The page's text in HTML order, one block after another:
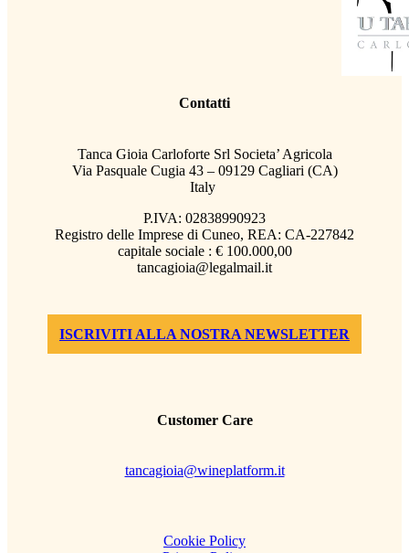
Contatti
Tanca Gioia Carloforte Srl Societa’ Agricola
Via Pasquale Cugia 43 – 09129 Cagliari (CA)
Italy
P.IVA: 02838990923
Registro delle Imprese di Cuneo, REA: CA-227842
capitale sociale : € 100.000,00
tancagioia@legalmail.it
ISCRIVITI ALLA NOSTRA NEWSLETTER
Customer Care
tancagioia@wineplatform.it
Cookie Policy